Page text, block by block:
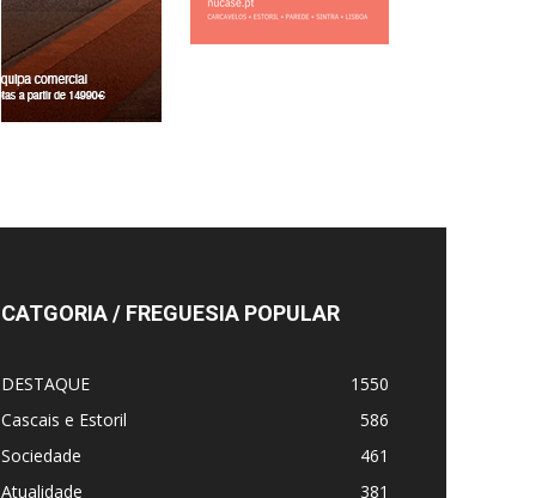
CATGORIA / FREGUESIA POPULAR
DESTAQUE
1550
Cascais e Estoril
586
Sociedade
461
Atualidade
381